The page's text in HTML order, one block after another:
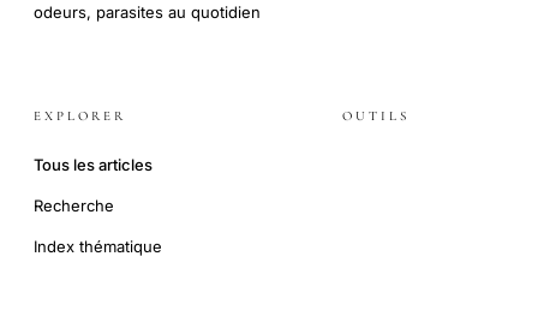
odeurs, parasites au quotidien
EXPLORER
Tous les articles
Recherche
Index thématique
OUTILS